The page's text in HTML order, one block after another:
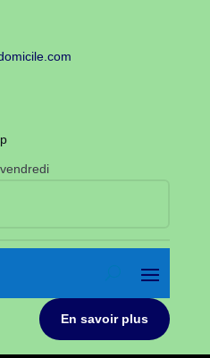
En savoir plus